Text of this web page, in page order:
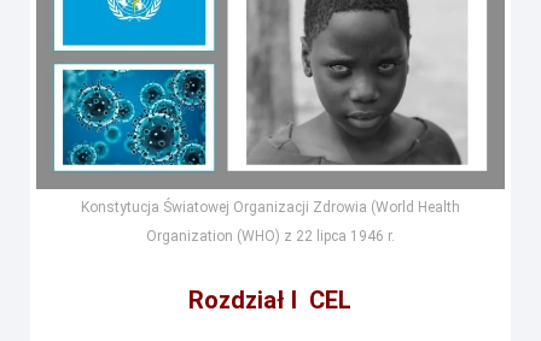
Konstytucja Światowej Organizacji Zdrowia (World Health
Organization (WHO) z 22 lipca 1946 r.
Rozdział I CEL